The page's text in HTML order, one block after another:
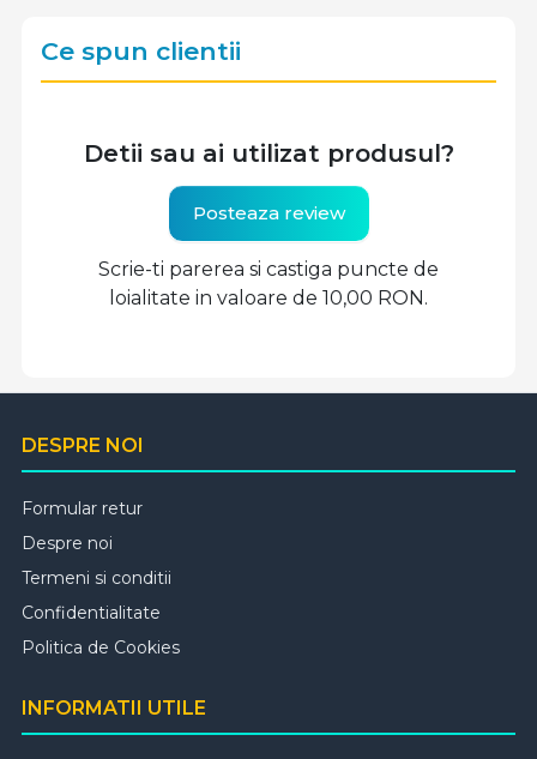
Ce spun clientii
Detii sau ai utilizat produsul?
Posteaza review
Scrie-ti parerea si castiga puncte de
loialitate in valoare de 10,00 RON.
DESPRE NOI
Formular retur
Despre noi
Termeni si conditii
Confidentialitate
Politica de Cookies
INFORMATII UTILE